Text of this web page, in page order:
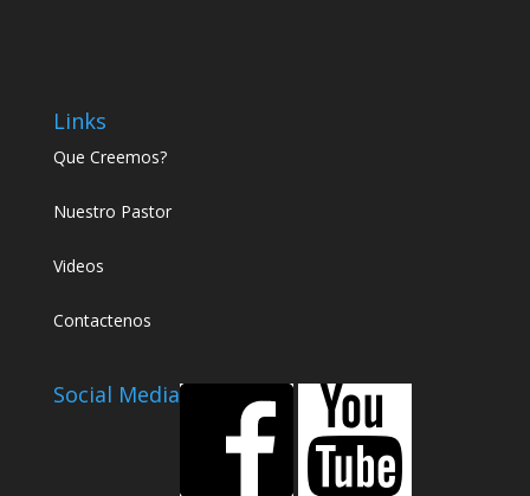
Links
Que Creemos?
Nuestro Pastor
Videos
Contactenos
Social Media